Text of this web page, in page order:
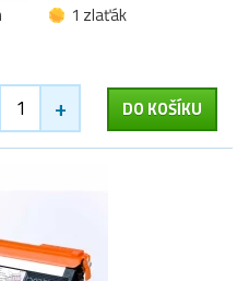
1 zlaťák
+ DO KOŠÍKU